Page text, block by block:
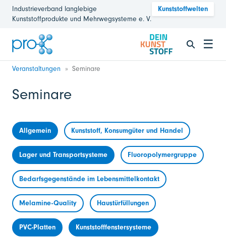
Industrieverband langlebige
Kunststoffprodukte und Mehrwegsysteme e. V.
Kunststoffwelten
☰
Veranstaltungen Seminare
Seminare
Allgemein Kunststoff, Konsumgüter und Handel
Lager und Transportsysteme Fluoropolymergruppe
Bedarfsgegenstände im Lebensmittelkontakt
Melamine-Quality Haustürfüllungen
PVC-Platten Kunststofffenstersysteme